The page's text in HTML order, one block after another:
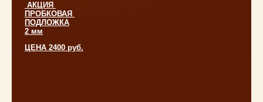
АКЦИЯ
ПРОБКОВАЯ
ПОДЛОЖКА
2 мм
ЦЕНА 2400 руб.